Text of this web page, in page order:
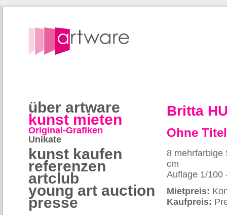
über artware
kunst mieten
Original-Grafiken
Unikate
kunst kaufen
referenzen
artclub
young art auction
presse
Britta
Ohne Titel
8 mehrfarbige
cm
Auflage 1/100
Mietpreis:
Kaufpreis: